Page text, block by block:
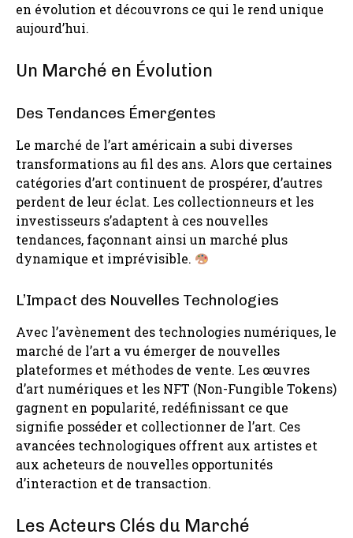
en évolution et découvrons ce qui le rend unique
aujourd’hui.
Un Marché en Évolution
Des Tendances Émergentes
Le marché de l’art américain a subi diverses
transformations au fil des ans. Alors que certaines
catégories d’art continuent de prospérer, d’autres
perdent de leur éclat. Les collectionneurs et les
investisseurs s’adaptent à ces nouvelles
tendances, façonnant ainsi un marché plus
dynamique et imprévisible.
L’Impact des Nouvelles Technologies
Avec l’avènement des technologies numériques, le
marché de l’art a vu émerger de nouvelles
plateformes et méthodes de vente. Les œuvres
d’art numériques et les NFT (Non-Fungible Tokens)
gagnent en popularité, redéfinissant ce que
signifie posséder et collectionner de l’art. Ces
avancées technologiques offrent aux artistes et
aux acheteurs de nouvelles opportunités
d’interaction et de transaction.
Les Acteurs Clés du Marché